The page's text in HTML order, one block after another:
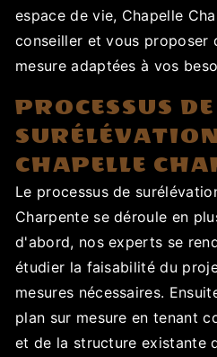
espace de vie, Chapelle
conseiller et vous proposer
mesure adaptées à vos
PROCESSUS DE
CHAPELLE
Le processus de
Charpente se déroule en
d'abord, nos experts se
étudier la faisabilité du
mesures nécessaires.
plan sur mesure en tenant
et de la structure existante